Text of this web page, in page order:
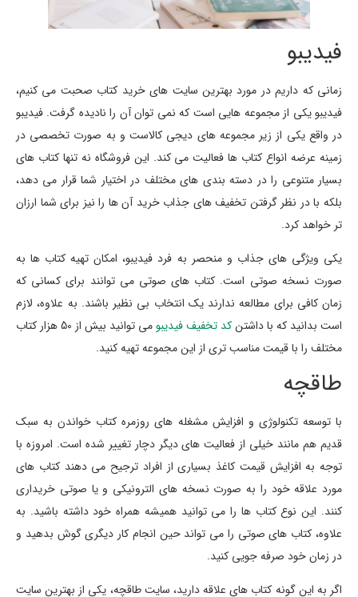
فیدیبو
زمانی که داریم در مورد بهترین سایت های خرید کتاب صحبت می کنیم،
فیدیبو یکی از مجموعه هایی است که نمی توان آن را نادیده گرفت. فیدیبو
در واقع یکی از زیر مجموعه های دیجی کالاست و به صورت تخصصی در
زمینه عرضه انواع کتاب ها فعالیت می کند. این فروشگاه نه تنها کتاب های
بسیار متنوعی را در دسته بندی های مختلف در اختیار شما قرار می دهد،
بلکه با در نظر گرفتن تخفیف های جذاب خرید آن ها را نیز برای شما ارزان
تر خواهد کرد.
یکی ویژگی های جذاب و منحصر به فرد فیدیبو، امکان تهیه کتاب ها به
صورت نسخه صوتی است. کتاب های صوتی می توانند برای کسانی که
زمان کافی برای مطالعه ندارند یک انتخاب بی نظیر باشند. به علاوه، لازم
است بدانید که با داشتنکد تخفیف فیدیبو
می توانید بیش از 50 هزار کتاب
مختلف را با قیمت مناسب تری از این مجموعه تهیه کنید.
طاقچه
با توسعه تکنولوژی و افزایش مشغله های روزمره کتاب خواندن به سبک
قدیم هم مانند خیلی از فعالیت های دیگر دچار تغییر شده است. امروزه با
توجه به افزایش قیمت کاغذ بسیاری از افراد ترجیح می دهند کتاب های
مورد علاقه خود را به صورت نسخه های الترونیکی و یا صوتی خریداری
کنند. این نوع کتاب ها را می توانید همیشه همراه خود داشته باشید. به
علاوه، کتاب های صوتی را می تواند حین انجام کار دیگری گوش بدهید و
در زمان خود صرفه جویی کنید.
اگر به این گونه کتاب های علاقه دارید، سایت طاقچه، یکی از بهترین سایت